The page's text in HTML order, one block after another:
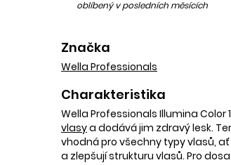
oblíbený v posledních měsících
Značka
Wella Professionals
Charakteristika
Wella Professionals Illumina
vlasya dodává jim zdravý lesk.
vhodná pro všechny typy vlasů,
a zlepšují strukturu vlasů. Pro